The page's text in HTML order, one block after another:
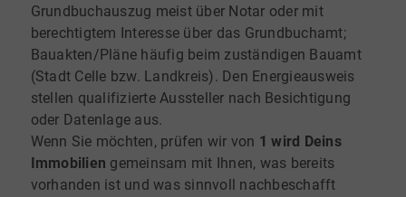
Grundbuchauszug meist über Notar oder mit
berechtigtem Interesse über das Grundbuchamt;
Bauakten/Pläne häufig beim zuständigen Bauamt
(Stadt Celle bzw. Landkreis). Den Energieausweis
stellen qualifizierte Aussteller nach Besichtigung
oder Datenlage aus.
Wenn Sie möchten, prüfen wir von 1 wird Deins
Immobilien gemeinsam mit Ihnen, was bereits
vorhanden ist und was sinnvoll nachbeschafft